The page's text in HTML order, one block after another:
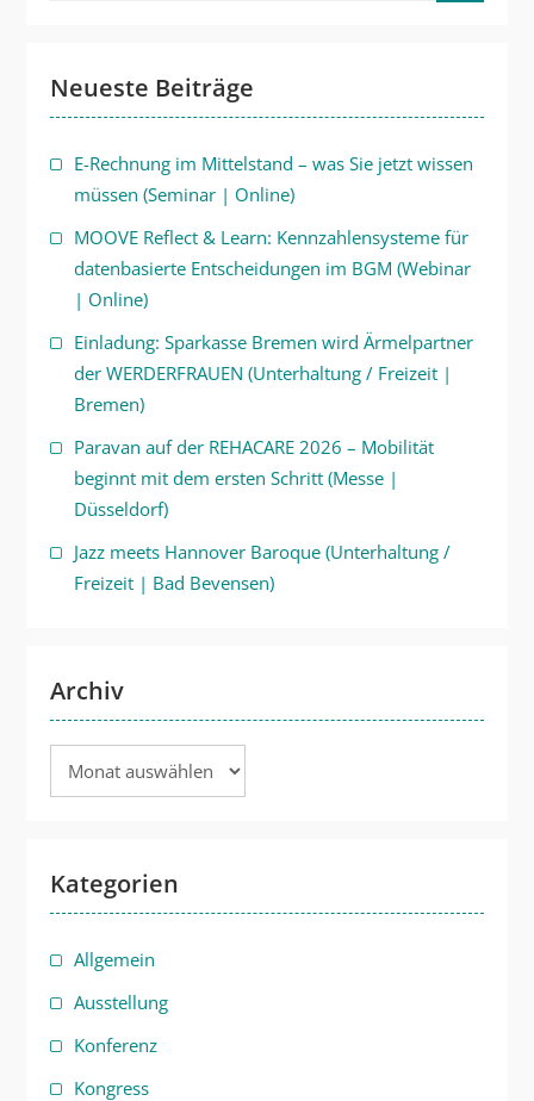
Neueste Beiträge
E-Rechnung im Mittelstand – was Sie jetzt wissen
müssen (Seminar | Online)
MOOVE Reflect & Learn: Kennzahlensysteme für
datenbasierte Entscheidungen im BGM (Webinar
| Online)
Einladung: Sparkasse Bremen wird Ärmelpartner
der WERDERFRAUEN (Unterhaltung / Freizeit |
Bremen)
Paravan auf der REHACARE 2026 – Mobilität
beginnt mit dem ersten Schritt (Messe |
Düsseldorf)
Jazz meets Hannover Baroque (Unterhaltung /
Freizeit | Bad Bevensen)
Archiv
Archiv
Kategorien
Allgemein
Ausstellung
Konferenz
Kongress